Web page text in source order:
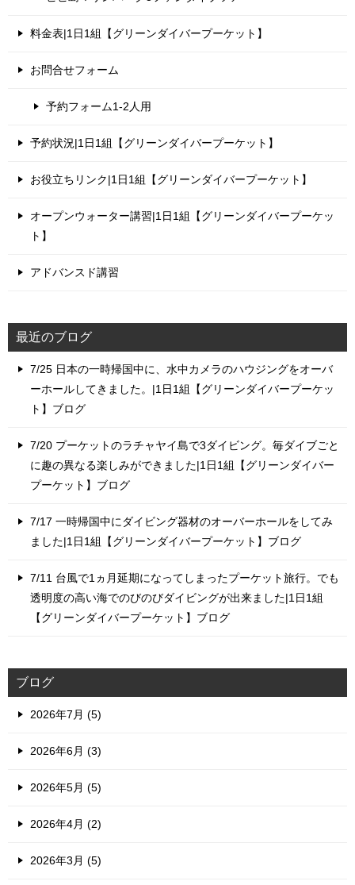
料金表|1日1組【グリーンダイバープーケット】
お問合せフォーム
予約フォーム1-2人用
予約状況|1日1組【グリーンダイバープーケット】
お役立ちリンク|1日1組【グリーンダイバープーケット】
オープンウォーター講習|1日1組【グリーンダイバープーケッ
ト】
アドバンスド講習
最近のブログ
7/25 日本の一時帰国中に、水中カメラのハウジングをオーバ
ーホールしてきました。|1日1組【グリーンダイバープーケッ
ト】ブログ
7/20 プーケットのラチャヤイ島で3ダイビング。毎ダイブごと
に趣の異なる楽しみができました|1日1組【グリーンダイバー
プーケット】ブログ
7/17 一時帰国中にダイビング器材のオーバーホールをしてみ
ました|1日1組【グリーンダイバープーケット】ブログ
7/11 台風で1ヵ月延期になってしまったプーケット旅行。でも
透明度の高い海でのびのびダイビングが出来ました|1日1組
【グリーンダイバープーケット】ブログ
ブログ
2026年7月 (5)
2026年6月 (3)
2026年5月 (5)
2026年4月 (2)
2026年3月 (5)